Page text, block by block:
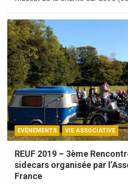
EVÉNEMENTS VIE ASSOCIATIVE
REUF 2019 – 3ème
sidecars organisée par
France